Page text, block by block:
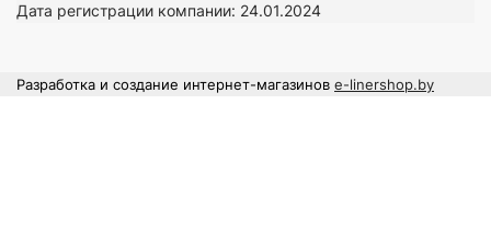
Дата регистрации компании: 24.01.2024
Разработка и создание интернет-магазинов e-linershop.by